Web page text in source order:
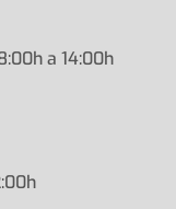
a 14:00h